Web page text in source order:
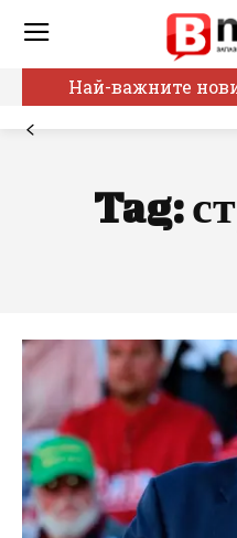
Най-важните
Tag: